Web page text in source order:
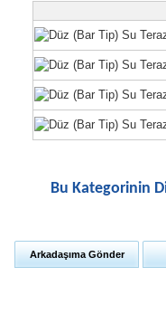
Bu Kategorinin
Arkadaşıma Gönder